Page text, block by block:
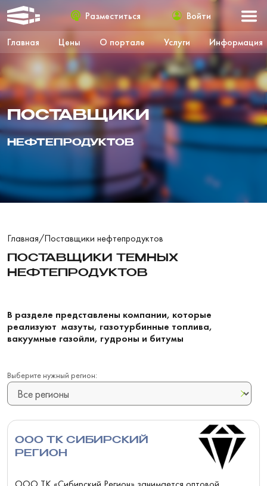
Главная Цены О портале Услуги Информация
Разместиться Войти
ПОСТАВЩИКИ
НЕФТЕПРОДУКТОВ
Главная/Поставщики нефтепродуктов
ПОСТАВЩИКИ ТЕМНЫХ
НЕФТЕПРОДУКТОВ
В разделе представлены компании, которые
реализуют мазуты, газотурбинные топлива,
вакуумные газойли, гудроны и битумы
Выберите нужный регион:
ООО ТК СИБИРСКИЙ
РЕГИОН